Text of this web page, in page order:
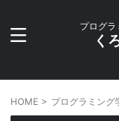
プログラ
く
HOME > プログラミング